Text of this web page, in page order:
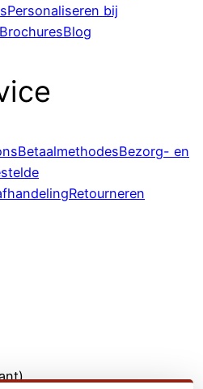
Personaliseren bij
Blog
BetaalmethodesBezorg- en
Retourneren